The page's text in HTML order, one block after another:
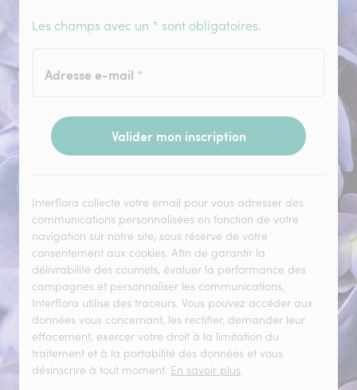
Les champs avec un * sont obligatoires.
Adresse e-mail *
Valider mon inscription
Interflora collecte votre email pour vous adresser des
communications personnalisées en fonction de votre
navigation sur notre site, sous réserve de votre
consentement aux cookies. Afin de garantir la
délivrabilité des courriels, évaluer la performance des
campagnes et personnaliser les communications,
Interflora utilise des traceurs. Vous pouvez accéder aux
données vous concernant, les rectifier, demander leur
effacement, exercer votre droit à la limitation du
traitement et à la portabilité des données et vous
désinscrire à tout moment. En savoir plus.